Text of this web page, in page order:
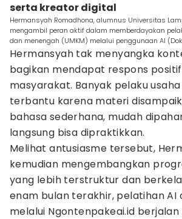
serta kreator digital
Hermansyah Romadhona, alumnus Universitas
mengambil peran aktif dalam memberdayakan
dan menengah (UMKM) melalui penggunaan AI
Hermansyah tak menyangka
bagikan mendapat respons
masyarakat. Banyak pelaku
terbantu karena materi
bahasa sederhana, mudah
langsung bisa dipraktikkan.
Melihat antusiasme tersebut,
kemudian mengembangkan
yang lebih terstruktur dan
enam bulan terakhir, pelatihan AI
melalui Ngontenpakeai.id